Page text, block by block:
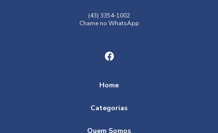
(43) 3354-1002
Chame no WhatsApp
Home
Categorias
Quem Somos